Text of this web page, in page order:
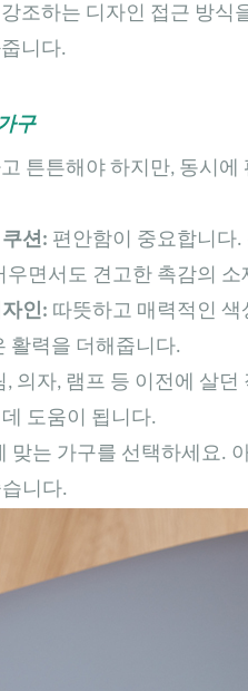
조하는 디자인 접근 방
니다.
구
튼튼해야 하지만, 동시
션: 편안함이 중요합니다
우면서도 견고한 촉감의
인: 따뜻하고 매력적인
활력을 더해줍니다.
, 의자, 램프 등 이전에 살
도움이 됩니다.
맞는 가구를 선택하세요.
니다.